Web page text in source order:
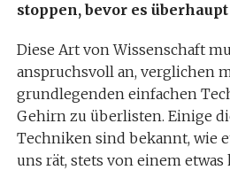
stoppen, bevor es
Diese Art von Wissenschaft
anspruchsvoll an, verglichen
grundlegenden einfachen
Gehirn zu überlisten. Einige
Techniken sind bekannt, wie
uns rät, stets von einem